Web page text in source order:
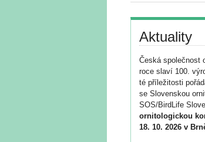
Aktuality
Česká společnost
roce slaví 100.
té příležitosti
se Slovenskou
SOS/BirdLife
ornitologickou
18. 10. 2026 v